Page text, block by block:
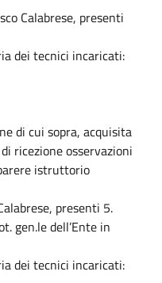
Calabrese, presenti
dei tecnici incaricati:
di cui sopra, acquisita
ricezione osservazioni
istruttorio
presenti 5.
gen.le dell’Ente in
dei tecnici incaricati: